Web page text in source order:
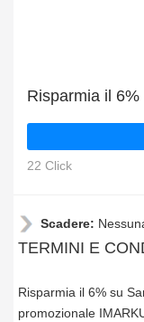
Risparmia il
22 Click
Scadere:
TERMINI E
Risparmia il 6% su
promozionale